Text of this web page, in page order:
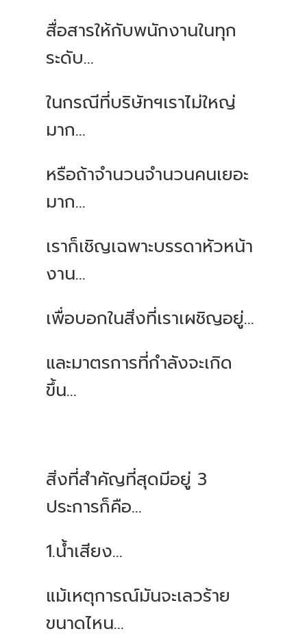
สื่อสารให้กับพนักงานในทุก
ระดับ...
ในกรณีที่บริษัทฯเราไม่ใหญ่
มาก...
หรือถ้าจำนวนจำนวนคนเยอะ
มาก...
เราก็เชิญเฉพาะบรรดาหัวหน้า
งาน...
เพื่อบอกในสิ่งที่เราเผชิญอยู่...
และมาตรการที่กำลังจะเกิด
ขึ้น...
สิ่งที่สำคัญที่สุดมีอยู่ 3
ประการก็คือ...
1.น้ำเสียง...
แม้เหตุการณ์มันจะเลวร้าย
ขนาดไหน...